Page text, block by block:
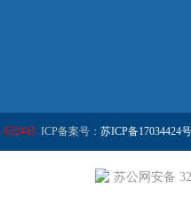
652443 ICP备案号： 苏ICP备17034424
苏公网安备